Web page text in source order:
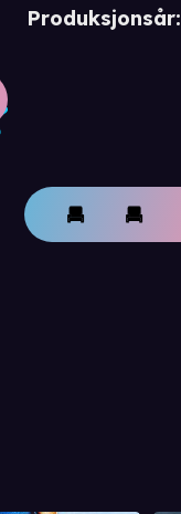
Produksjonsår: